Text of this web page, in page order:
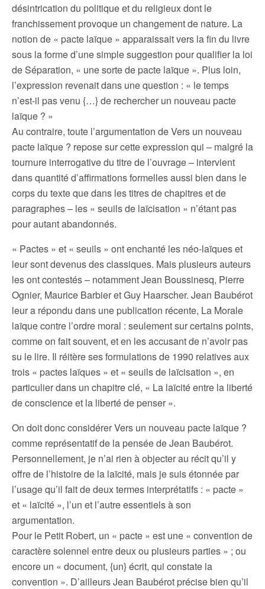
désintrication du politique et du religieux dont le
franchissement provoque un changement de nature. La
notion de « pacte laïque » apparaissait vers la fin du livre
sous la forme d’une simple suggestion pour qualifier la loi
de Séparation, « une sorte de pacte laïque ». Plus loin,
l’expression revenait dans une question : « le temps
n’est-il pas venu {…} de rechercher un nouveau pacte
laïque ? »
Au contraire, toute l’argumentation de Vers un nouveau
pacte laïque ? repose sur cette expression qui – malgré la
tournure interrogative du titre de l’ouvrage – intervient
dans quantité d’affirmations formelles aussi bien dans le
corps du texte que dans les titres de chapitres et de
paragraphes – les « seuils de laïcisation » n’étant pas
pour autant abandonnés.
« Pactes » et « seuils » ont enchanté les néo-laïques et
leur sont devenus des classiques. Mais plusieurs auteurs
les ont contestés – notamment Jean Boussinesq, Pierre
Ognier, Maurice Barbier et Guy Haarscher. Jean Baubérot
leur a répondu dans une publication récente, La Morale
laïque contre l’ordre moral : seulement sur certains points,
comme on fait souvent, et en les accusant de n’avoir pas
su le lire. Il réitère ses formulations de 1990 relatives aux
trois « pactes laïques » et « seuils de laïcisation », en
particulier dans un chapitre clé, « La laïcité entre la liberté
de conscience et la liberté de penser ».
On doit donc considérer Vers un nouveau pacte laïque ?
comme représentatif de la pensée de Jean Baubérot.
Personnellement, je n’ai rien à objecter au récit qu’il y
offre de l’histoire de la laïcité, mais je suis étonnée par
l’usage qu’il fait de deux termes interprétatifs : « pacte »
et « laïcité », l’un et l’autre essentiels à son
argumentation.
Pour le Petit Robert, un « pacte » est une « convention de
caractère solennel entre deux ou plusieurs parties » ; ou
encore un « document, {un} écrit, qui constate la
convention ». D’ailleurs Jean Baubérot précise bien qu’il